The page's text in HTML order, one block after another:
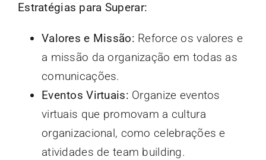
Estratégias para Superar:
Valores e Missão: Reforce os valores e
a missão da organização em todas as
comunicações.
Eventos Virtuais: Organize eventos
virtuais que promovam a cultura
organizacional, como celebrações e
atividades de team building.